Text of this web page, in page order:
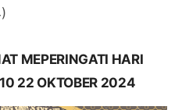
MEPERINGATI HARI
22 OKTOBER 2024